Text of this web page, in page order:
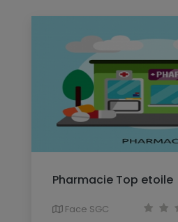
Pharmacie Top etoile
Face SGC